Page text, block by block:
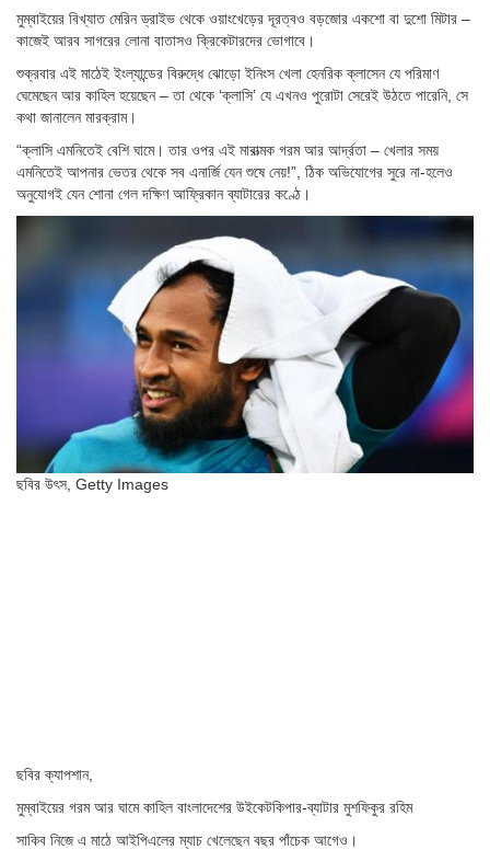
মুম্বাইয়ের বিখ্যাত মেরিন ড্রাইভ থেকে ওয়াংখেড়ের দূরত্বও বড়জোর একশো বা দুশো মিটার –
কাজেই আরব সাগরের লোনা বাতাসও ক্রিকেটারদের ভোগাবে।
শুক্রবার এই মাঠেই ইংল্যান্ডের বিরুদ্ধে ঝোড়ো ইনিংস খেলা হেনরিক ক্লাসেন যে পরিমাণ
ঘেমেছেন আর কাহিল হয়েছেন – তা থেকে ‘ক্লাসি’ যে এখনও পুরোটা সেরেই উঠতে পারেনি, সে
কথা জানালেন মারক্রাম।
“ক্লাসি এমনিতেই বেশি ঘামে। তার ওপর এই মারাত্মক গরম আর আর্দ্রতা – খেলার সময়
এমনিতেই আপনার ভেতর থেকে সব এনার্জি যেন শুষে নেয়!”, ঠিক অভিযোগের সুরে না-হলেও
অনুযোগই যেন শোনা গেল দক্ষিণ আফ্রিকান ব্যাটারের কণ্ঠে।
ছবির উৎস, Getty Images
ছবির ক্যাপশান,
মুম্বাইয়ের গরম আর ঘামে কাহিল বাংলাদেশের উইকেটকিপার-ব্যাটার মুশফিকুর রহিম
সাকিব নিজে এ মাঠে আইপিএলের ম্যাচ খেলেছেন বছর পাঁচেক আগেও।